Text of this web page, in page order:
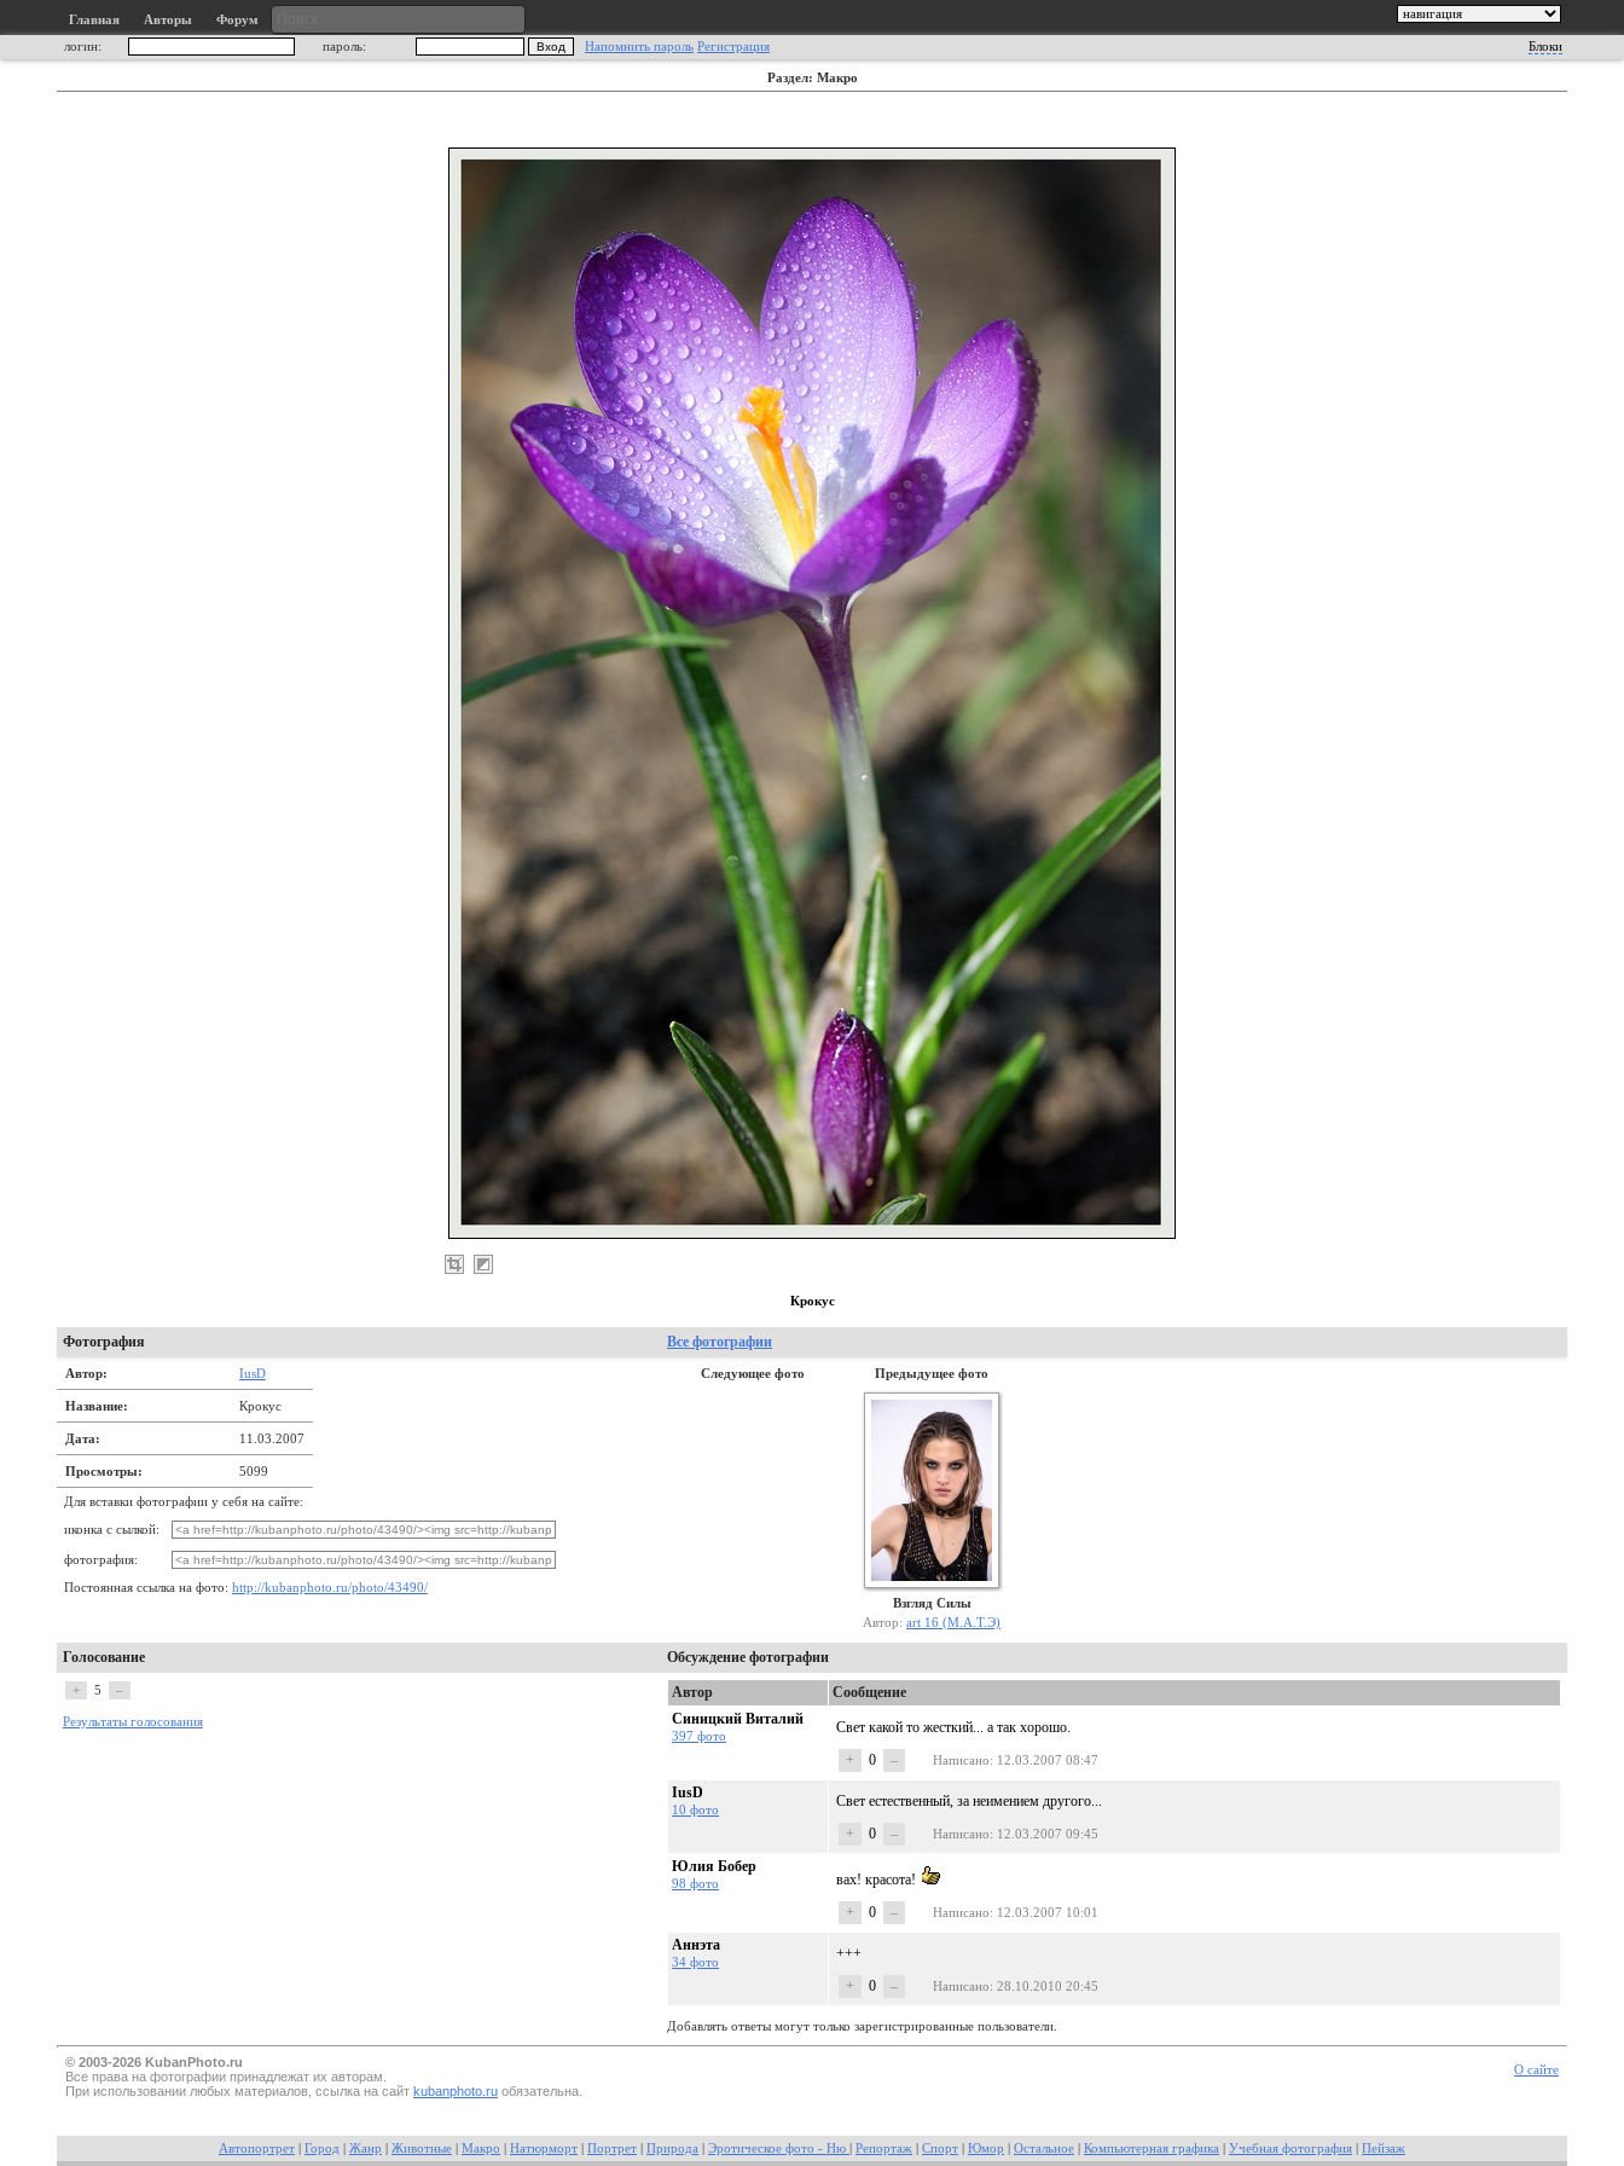
Главная Авторы
Форум
логин:
пароль: Напомнить пароль Регистрация Блоки
Раздел: Макро
Крокус
Фотография Все фотографии
Автор: IusD
Название: Крокус
Дата: 11.03.2007
Просмотры: 5099
Для вставки фотографии у себя на сайте:
иконка с сылкой:
фотография:
Постоянная ссылка на фото: http://kubanphoto.ru/photo/43490/
Следующее фото Предыдущее фото
Взгляд Силы
Автор: art 16 (М.А.Т.Э)
Голосование Обсуждение фотографии
+ 5 –
Результаты голосования
Автор
Сообщение
Синицкий Виталий
397 фото
Свет какой то жесткий... а так хорошо.
+
0 – Написано: 12.03.2007 08:47
IusD
10 фото
Свет естественный, за неимением другого...
+
0 – Написано: 12.03.2007 09:45
Юлия Бобер
98 фото
вах! красота!
+
0 – Написано: 12.03.2007 10:01
Аннэта
34 фото
+++
+
0 – Написано: 28.10.2010 20:45
Добавлять ответы могут только зарегистрированные пользователи.
© 2003-2026 KubanPhoto.ru
Все прaва на фотографии принадлежат их авторам.
При использовании любых материалов, ссылка на сайт kubanphoto.ru обязательна.
О сайте
Автопортрет Город Жанр Животные Макро Натюрморт Портрет Природа Эротическое фото - Ню Репортаж Спорт Юмор Остальное Компьютерная графика Учебная фотография Пейзаж